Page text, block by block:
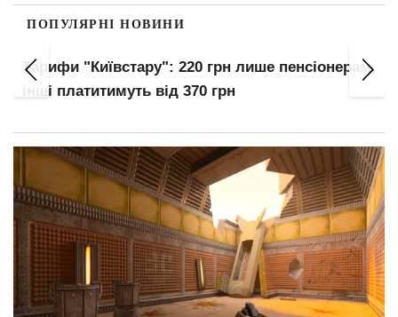
ПОПУЛЯРНІ НОВИНИ
Тарифи "Київстару": 220 грн лише пенсіонерам,
інші платитимуть від 370 грн